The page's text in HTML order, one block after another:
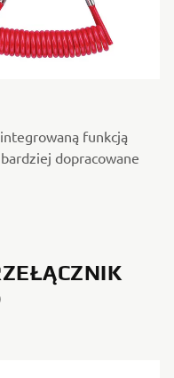
funkcją
dopracowane